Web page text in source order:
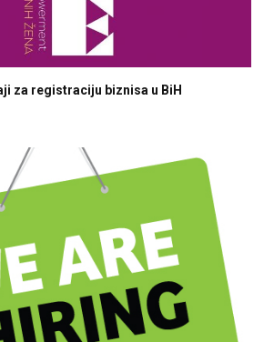
za registraciju biznisa u BiH